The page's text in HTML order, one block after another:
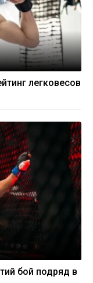
легковесов
бой подряд в